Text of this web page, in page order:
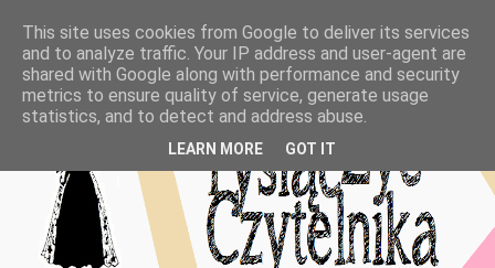
This site uses cookies from Google to deliver its services
and to analyze traffic. Your IP address and user-agent are
shared with Google along with performance and security
metrics to ensure quality of service, generate usage
statistics, and to detect and address abuse.
LEARN MORE GOT IT